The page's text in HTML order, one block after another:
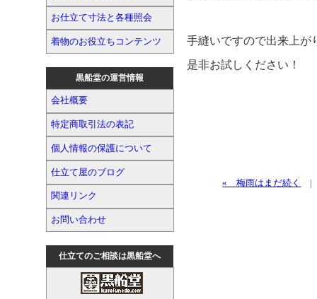
お仕立て寸法と各種照会
着物のお役立ちコンテンツ
黒船堂の運営情報
会社概要
特定商取引法の表記
個人情報の保護について
仕立て屋のブログ
関連リンク
お問い合わせ
仕立てのご相談は黒船堂へ
手縫いですので出来上が
是非お試しください！
« 梅雨はまだ続く